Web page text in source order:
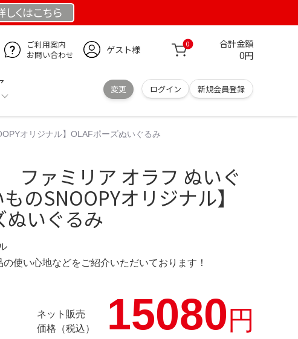
しくはこちら
ご利用案内
お問い合わせ
ゲスト様 0 合計金額
0円
変更 ログイン 新規会員登録
オリジナル】OLAFポーズぬいぐるみ
ファミリア オラフ ぬいぐ
のSNOOPYオリジナル】
ぬいぐるみ
使い心地などをご紹介いただいております！
ネット販売
価格（税込）
15080円